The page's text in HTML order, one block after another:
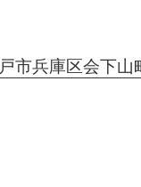
市兵庫区会下山